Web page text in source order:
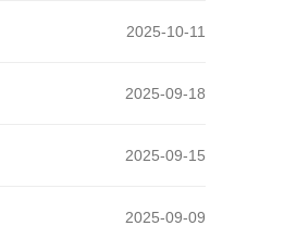
2025-10-11
2025-09-18
2025-09-15
2025-09-09